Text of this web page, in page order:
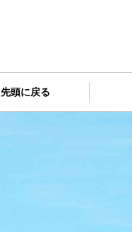
先頭に戻る